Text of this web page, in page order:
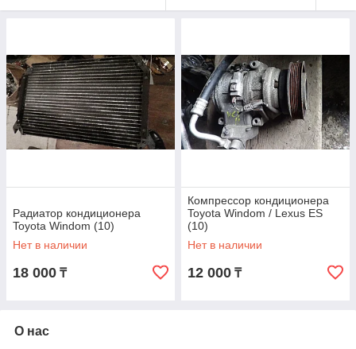
Радиатор кондиционера
Toyota Windom (10)
Нет в наличии
18 000 ₸
Компрессор кондиционера
Toyota Windom / Lexus ES
(10)
Нет в наличии
12 000 ₸
О нас